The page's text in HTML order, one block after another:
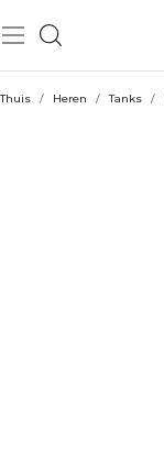
Thuis / Heren / Tanks /